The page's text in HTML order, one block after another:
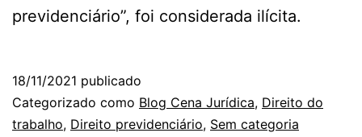
previdenciário”, foi considerada ilícita.
18/11/2021 publicado
Categorizado como Blog Cena Jurídica, Direito do
trabalho, Direito previdenciário, Sem categoria